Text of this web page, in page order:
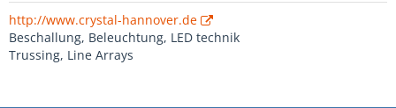
http://www.crystal-hannover.de
Beschallung, Beleuchtung, LED technik
Trussing, Line Arrays